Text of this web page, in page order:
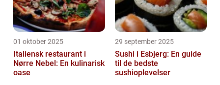
01 oktober 2025
Italiensk restaurant i
Nørre Nebel: En kulinarisk
oase
29 september 2025
Sushi i Esbjerg: En guide
til de bedste
sushioplevelser